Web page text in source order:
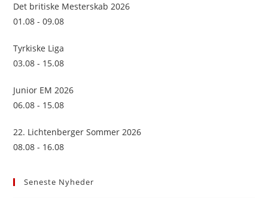
Det britiske Mesterskab 2026
01.08 - 09.08
Tyrkiske Liga
03.08 - 15.08
Junior EM 2026
06.08 - 15.08
22. Lichtenberger Sommer 2026
08.08 - 16.08
Seneste Nyheder